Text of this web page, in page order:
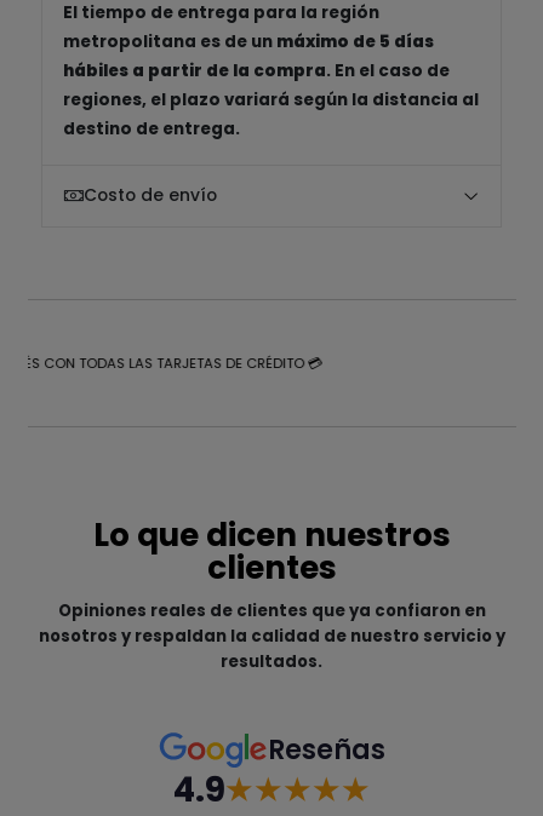
El tiempo de entrega para la región
metropolitana es de un máximo de 5 días
hábiles a partir de la compra. En el caso de
regiones, el plazo variará según la distancia al
destino de entrega.
Costo de envío
CON TODAS LAS TARJETAS DE CRÉDITO 💳
Lo que dicen nuestros
clientes
Opiniones reales de clientes que ya confiaron en
nosotros y respaldan la calidad de nuestro servicio y
resultados.
Reseñas
4.9★★★★★